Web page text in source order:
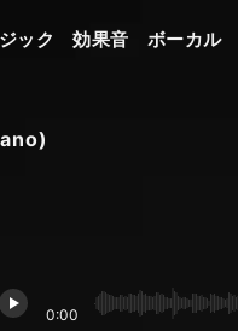
ック 効果音 ボーカル
0:00